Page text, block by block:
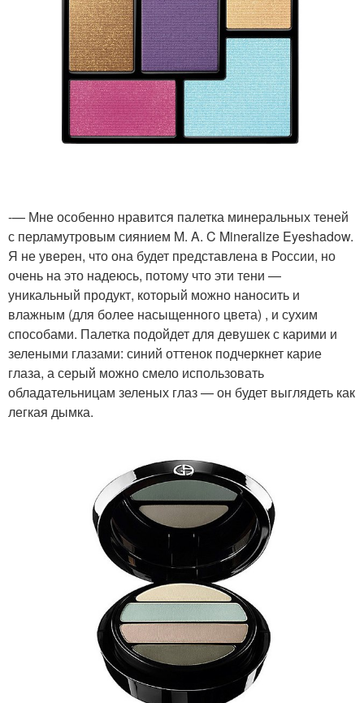
-— Мне особенно нравится палетка минеральных теней
с перламутровым сиянием M. A. C Mineralize Eyeshadow.
Я не уверен, что она будет представлена в России, но
очень на это надеюсь, потому что эти тени —
уникальный продукт, который можно наносить и
влажным (для более насыщенного цвета) , и сухим
способами. Палетка подойдет для девушек с карими и
зелеными глазами: синий оттенок подчеркнет карие
глаза, а серый можно смело использовать
обладательницам зеленых глаз — он будет выглядеть как
легкая дымка.